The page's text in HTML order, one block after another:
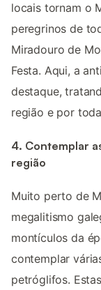
locais tornam o
peregrinos de
Miradouro de
Festa. Aqui, a
destaque,
região e por
4. Contemplar
região
Muito perto de
megalitismo
montículos da
contemplar
petróglifos.